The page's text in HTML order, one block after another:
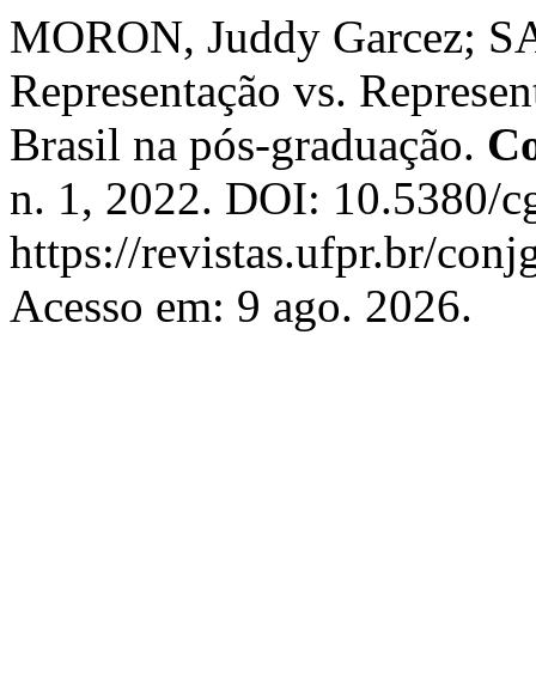
MORON, Juddy Garcez;
Representação vs.
Brasil na pós-graduação.
n. 1, 2022. DOI: 10.5380/
https://revistas.ufpr.br/
Acesso em: 9 ago. 2026.